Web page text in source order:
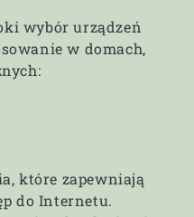
wybór urządzeń
w domach,
które zapewniają
do Internetu.